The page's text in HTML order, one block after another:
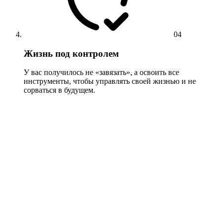
04
Жизнь под контролем
У вас получилось не «завязать», а освоить все
инструменты, чтобы управлять своей жизнью и не
сорваться в будущем.